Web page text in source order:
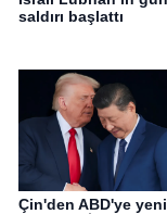
saldırı başlattı
Çin'den ABD'ye yeni